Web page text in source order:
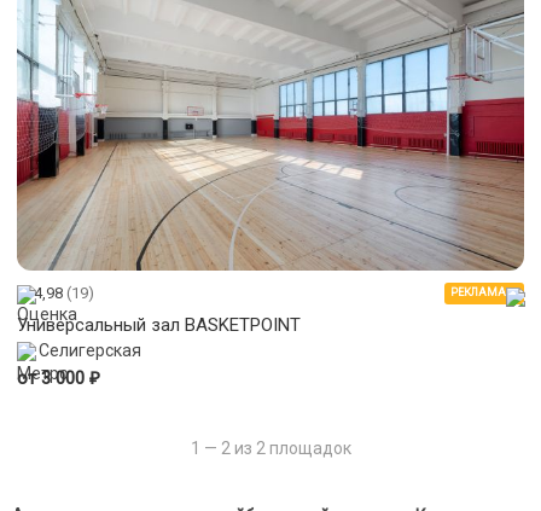
4,98 (19) РЕКЛАМА
Универсальный зал BASKETPOINT
Селигерская
от 3 000 ₽
1 — 2 из 2 площадок